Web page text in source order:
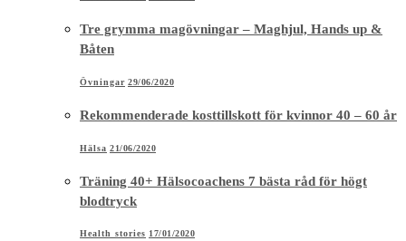
Tre grymma magövningar – Maghjul, Hands up &
Båten
Övningar 29/06/2020
Rekommenderade kosttillskott för kvinnor 40 – 60 år
Hälsa 21/06/2020
Träning 40+ Hälsocoachens 7 bästa råd för högt
blodtryck
Health stories 17/01/2020